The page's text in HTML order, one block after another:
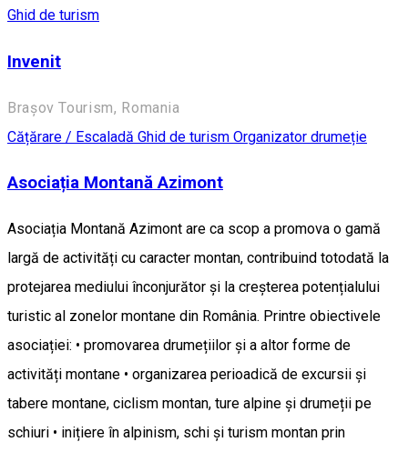
Ghid de turism
Invenit
Brașov Tourism, Romania
Cățărare / Escaladă Ghid de turism Organizator drumeție
Asociația Montană Azimont
Asociația Montană Azimont are ca scop a promova o gamă
largă de activități cu caracter montan, contribuind totodată la
protejarea mediului înconjurător și la creșterea potențialului
turistic al zonelor montane din România. Printre obiectivele
asociației: • promovarea drumețiilor și a altor forme de
activități montane • organizarea perioadică de excursii și
tabere montane, ciclism montan, ture alpine și drumeții pe
schiuri • inițiere în alpinism, schi și turism montan prin